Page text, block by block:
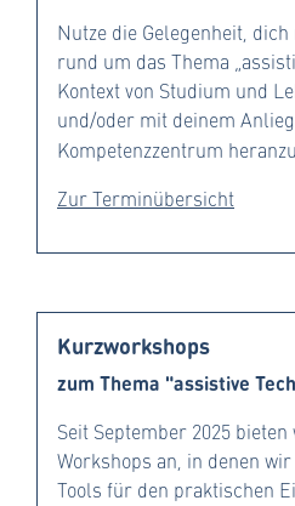
Nutze die Gelegenheit,
rund um das Thema
Kontext von Studium und
und/oder mit deinem
Kompetenzzentrum
Zur Terminübersicht
Kurzworkshops
zum Thema "assistive
Seit September 2025
Workshops an, in denen
Tools für den praktischen